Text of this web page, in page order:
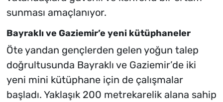
sunması amaçlanıyor.
Bayraklı ve Gaziemir’e yeni kütüphaneler
Öte yandan gençlerden gelen yoğun talep
doğrultusunda Bayraklı ve Gaziemir’de iki
yeni mini kütüphane için de çalışmalar
başladı. Yaklaşık 200 metrekarelik alana sahip